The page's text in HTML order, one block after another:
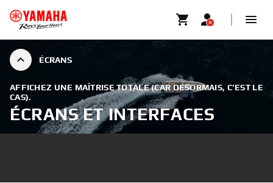
ÉCRANS
AFFICHEZ UNE MAÎTRISE TOTALE (CAR DÉSORMAIS, C’EST LE
CAS).
ÉCRANS ET INTERFACES